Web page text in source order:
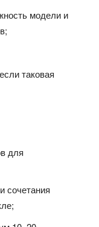
модели и
таковая
для
сочетания